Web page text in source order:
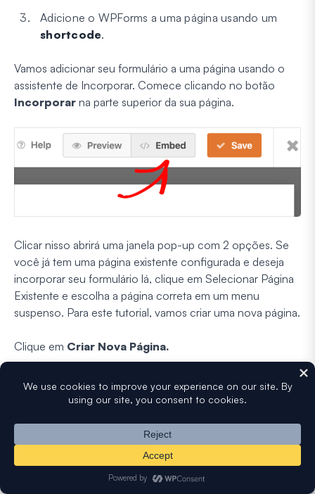
Adicione o WPForms a uma página usando um
shortcode.
Vamos adicionar seu formulário a uma página usando o
assistente de Incorporar. Comece clicando no botão
Incorporar na parte superior da sua página.
Clicar nisso abrirá uma janela pop-up com 2 opções. Se
você já tem uma página existente configurada e deseja
incorporar seu formulário lá, clique em Selecionar Página
Existente e escolha a página correta em um menu
suspenso. Para este tutorial, vamos criar uma nova página.
Clique em Criar Nova Página.